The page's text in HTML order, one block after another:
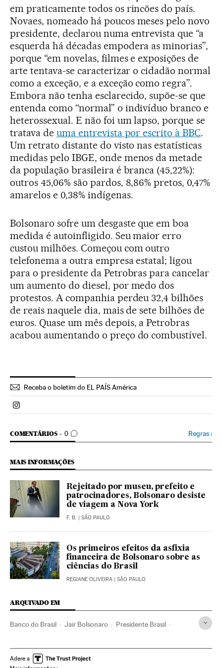
em praticamente todos os rincões do país.
Novaes, nomeado há poucos meses pelo novo
presidente, declarou numa entrevista que “a
esquerda há décadas empodera as minorias”,
porque “em novelas, filmes e exposições de
arte tentava-se caracterizar o cidadão normal
como a exceção, e a exceção como regra”.
Embora não tenha esclarecido, supõe-se que
entenda como “normal” o indivíduo branco e
heterossexual. E não foi um lapso, porque se
tratava de uma entrevista por escrito à BBC.
Um retrato distante do visto nas estatísticas
medidas pelo IBGE, onde menos da metade
da população brasileira é branca (45,22%):
outros 45,06% são pardos, 8,86% pretos, 0,47%
amarelos e 0,38% indígenas.
Bolsonaro sofre um desgaste que em boa
medida é autoinfligido. Seu maior erro
custou milhões. Começou com outro
telefonema a outra empresa estatal; ligou
para o presidente da Petrobras para cancelar
um aumento do diesel, por medo dos
protestos. A companhia perdeu 32,4 bilhões
de reais naquele dia, mais de sete bilhões de
euros. Quase um mês depois, a Petrobras
acabou aumentando o preço do combustível.
Receba o boletim do EL PAÍS América
Politica El País Brasil en Instagram
COMENTÁRIOS 0
COMENTÁRIOS Regras›
MAIS INFORMAÇÕES
Rejeitado por museu, prefeito e
patrocinadores, Bolsonaro desiste
de viagem a Nova York
F. B. | SÃO PAULO
Os primeiros efeitos da asfixia
financeira de Bolsonaro sobre as
ciências do Brasil
REGIANE OLIVEIRA | SÃO PAULO
ARQUIVADO EM
Banco do Brasil Jair Bolsonaro Presidente Brasil
Governo Brasil Racismo
Adere a